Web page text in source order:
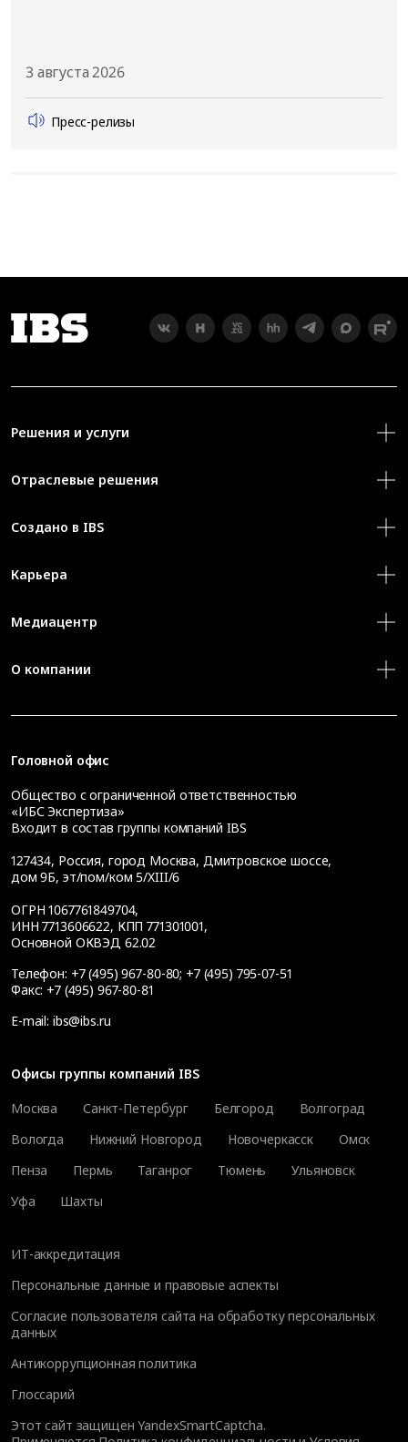
3 августа 2026
Пресс-релизы
Решения и услуги
Отраслевые решения
Создано в IBS
Карьера
Медиацентр
О компании
Головной офис
Общество с ограниченной ответственностью
«ИБС Экспертиза»
Входит в состав группы компаний IBS
127434, Россия, город Москва, Дмитровское шоссе,
дом 9Б, эт/пом/ком 5/XIII/6
ОГРН 1067761849704,
ИНН 7713606622, КПП 771301001,
Основной ОКВЭД 62.02
Телефон: +7 (495) 967-80-80; +7 (495) 795-07-51
Факс: +7 (495) 967-80-81
E-mail: ibs@ibs.ru
Офисы группы компаний IBS
Москва
Санкт-Петербург Белгород
Волгоград
Вологда
Нижний Новгород Новочеркасск
Омск
Пенза
Пермь Таганрог Тюмень
Ульяновск
Уфа
Шахты
ИТ-аккредитация
Персональные данные и правовые аспекты
Согласие пользователя сайта на обработку персональных
данных
Антикоррупционная политика
Глоссарий
Этот сайт защищен YandexSmartCaptcha.